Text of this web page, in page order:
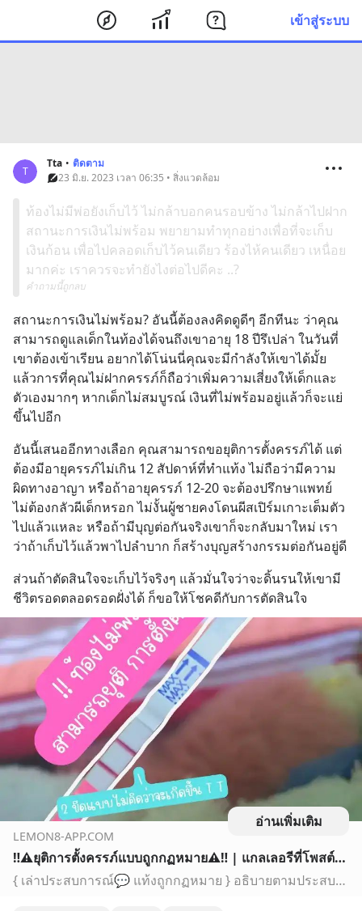
เข้าสู่ระบบ
T
Tta • ติดตาม
23 มิ.ย. 2023 เวลา 06:35 • สิ่งแวดล้อม
ท้องไม่มีพ่อยังเก็บไว้ ไม่กล้าบอกคนรอบข้าง ไม่กล้าไปฝาก
สถานะการเงินไม่พร้อม พยายามทำทุกอย่างเพื่อที่จะเก็บ
เงินก้อน เพื่อไปคลอดเก็บไว้คนเดียว ร้องไห้คนเดียว เหนื่อย
มากค่ะ เราควรจะทำยังไงต่อไปดีคะ ..?
คำถามนี้ถูกลบ
สถานะการเงินไม่พร้อม? อันนี้ต้องลงคิดดูดีๆ อีกทีนะ ว่าคุณ
สามารถดูแลเด็กในท้องได้จนถึงเขาอายุ 18 ปีรึเปล่า ในวันที่
เขาต้องเข้าเรียน อยากได้โน่นนี่คุณจะมีกำลังให้เขาได้มั้ย
แล้วการที่คุณไม่ฝากครรภ์ก็ถือว่าเพิ่มความเสี่ยงให้เด็กและ
ตัวเองมากๆ หากเด็กไม่สมบูรณ์ เงินที่ไม่พร้อมอยู่แล้วก็จะแย่
ขึ้นไปอีก
อันนี้เสนออีกทางเลือก คุณสามารถขอยุติการตั้งครรภ์ได้ แต่
ต้องมีอายุครรภ์ไม่เกิน 12 สัปดาห์ที่ทำแท้ง ไม่ถือว่ามีความ
ผิดทางอาญา หรือถ้าอายุครรภ์ 12-20 จะต้องปรึกษาแพทย์
ไม่ต้องกลัวผีเด็กหรอก ไม่งั้นผู้ชายคงโดนผีสเปิร์มเกาะเต็มตัว
ไปแล้วแหละ หรือถ้ามีบุญต่อกันจริงเขาก็จะกลับมาใหม่ เรา
ว่าถ้าเก็บไว้แล้วพาไปลำบาก ก็สร้างบุญสร้างกรรมต่อกันอยู่ดี
ส่วนถ้าตัดสินใจจะเก็บไว้จริงๆ แล้วมั่นใจว่าจะดิ้นรนให้เขามี
ชีวิตรอดตลอดรอดฝั่งได้ ก็ขอให้โชคดีกับการตัดสินใจ
อ่านเพิ่มเติม
LEMON8-APP.COM
‼️⚠️ยุติการตั้งครรภ์แบบถูกกฏหมาย⚠️‼️ | แกลเลอรีที่โพสต์โดย Imie ♡¡ | Lemon8
{ เล่าประสบการณ์💬 แท้งถูกกฏหมาย } อธิบายตามประสบการณ์จริง สำหรับคนที่ท้องไม่พร้อมไม่ว่าจะเป็นผู้ใหญ่หรือเด็ก ■เราทำที่โรงบาลสิงห์